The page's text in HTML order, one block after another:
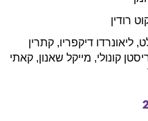
רודין
, ליאונרדו דיקפריו, קתרין
קונולי, מייקל שאנון, קאתי